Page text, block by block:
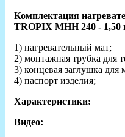
Комплектация
TROPIX МНН 240 - 1,50
1) нагревательный мат;
2) монтажная трубка для
3) концевая заглушка
4) паспорт изделия;
Характеристики:
Видео: